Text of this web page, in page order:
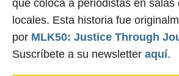
que coloca a periodistas en salas
locales. Esta historia fue
por MLK50: Justice Through
Suscríbete a su newsletter aquí.